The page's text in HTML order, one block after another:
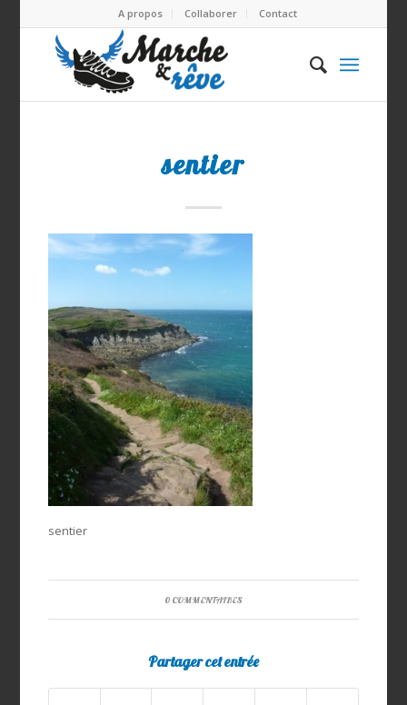
A propos Collaborer Contact
sentier
sentier
0 COMMENTAIRES
Partager cet entrée